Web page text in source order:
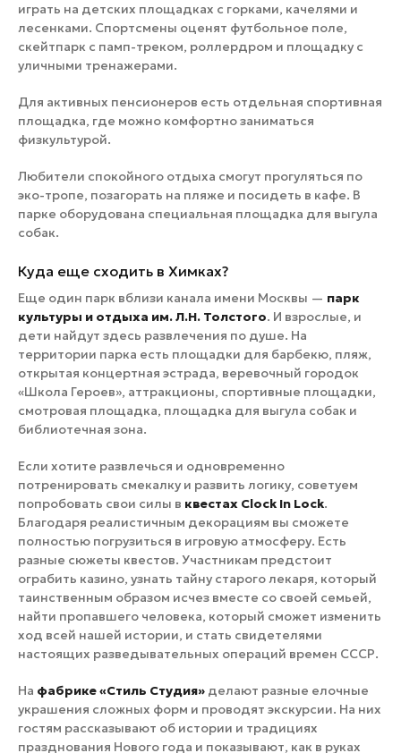
играть на детских площадках с горками, качелями и
лесенками. Спортсмены оценят футбольное поле,
скейтпарк с памп-треком, роллердром и площадку с
уличными тренажерами.
Для активных пенсионеров есть отдельная спортивная
площадка, где можно комфортно заниматься
физкультурой.
Любители спокойного отдыха смогут прогуляться по
эко-тропе, позагорать на пляже и посидеть в кафе. В
парке оборудована специальная площадка для выгула
собак.
Куда еще сходить в Химках?
Еще один парк вблизи канала имени Москвы — парк
культуры и отдыха им. Л.Н. Толстого. И взрослые, и
дети найдут здесь развлечения по душе. На
территории парка есть площадки для барбекю, пляж,
открытая концертная эстрада, веревочный городок
«Школа Героев», аттракционы, спортивные площадки,
смотровая площадка, площадка для выгула собак и
библиотечная зона.
Если хотите развлечься и одновременно
потренировать смекалку и развить логику, советуем
попробовать свои силы в квестах Clock In Lock.
Благодаря реалистичным декорациям вы сможете
полностью погрузиться в игровую атмосферу. Есть
разные сюжеты квестов. Участникам предстоит
ограбить казино, узнать тайну старого лекаря, который
таинственным образом исчез вместе со своей семьей,
найти пропавшего человека, который сможет изменить
ход всей нашей истории, и стать свидетелями
настоящих разведывательных операций времен СССР.
На фабрике «Стиль Студия» делают разные елочные
украшения сложных форм и проводят экскурсии. На них
гостям рассказывают об истории и традициях
празднования Нового года и показывают, как в руках